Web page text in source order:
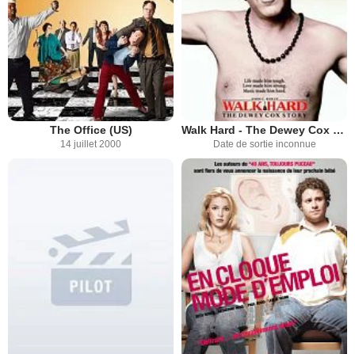
The Office (US)
14 juillet 2000
Walk Hard - The Dewey Cox Story
Date de sortie inconnue